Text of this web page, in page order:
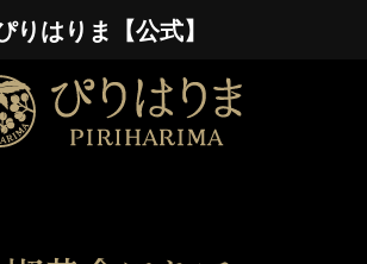
りはりま【公式】